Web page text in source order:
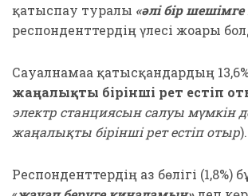
қатыспау туралы «әлі бір
респонденттердің үлесі жоғары
Сауалнамаға қатысқандардың
жаңалықты бірінші рет естіп
электр станциясын салуы мүмкін
жаңалықты бірінші рет естіп отыр).
Респонденттердің аз бөлігі (1,8%)